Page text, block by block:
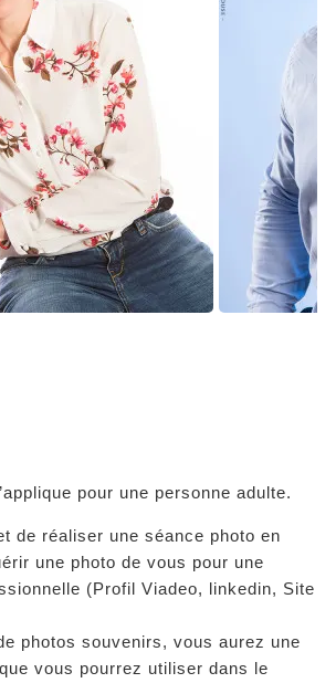
pour une personne adulte.
de réaliser une séance photo en
une photo de vous pour une
(Profil Viadeo, linkedin, Site
photos souvenirs, vous aurez une
vous pourrez utiliser dans le